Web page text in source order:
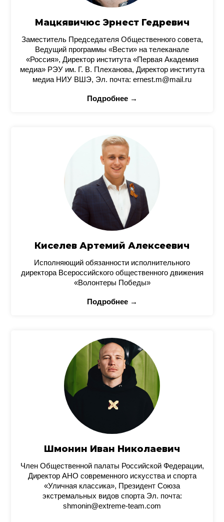
Мацкявичюс Эрнест Гедревич
Заместитель Председателя Общественного совета,
Ведущий программы «Вести» на телеканале
«Россия», Директор института «Первая Академия
медиа» РЭУ им. Г. В. Плеханова, Директор института
медиа НИУ ВШЭ, Эл. почта: ernest.m@mail.ru
Подробнее →
Киселев Артемий Алексеевич
Исполняющий обязанности исполнительного
директора Всероссийского общественного движения
«Волонтеры Победы»
Подробнее →
Шмонин Иван Николаевич
Член Общественной палаты Российской Федерации,
Директор АНО современного искусства и спорта
«Уличная классика», Президент Союза
экстремальных видов спорта Эл. почта:
shmonin@extreme-team.com